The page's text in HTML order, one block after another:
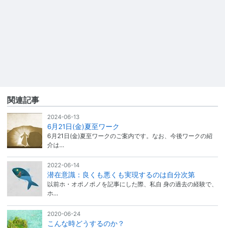
関連記事
2024-06-13
6月21日(金)夏至ワーク
6月21日(金)夏至ワークのご案内です。なお、今後ワークの紹
介は…
2022-06-14
潜在意識：良くも悪くも実現するのは自分次第
以前ホ・オポノポノを記事にした際、私自 身の過去の経験で、
ホ…
2020-06-24
こんな時どうするのか？